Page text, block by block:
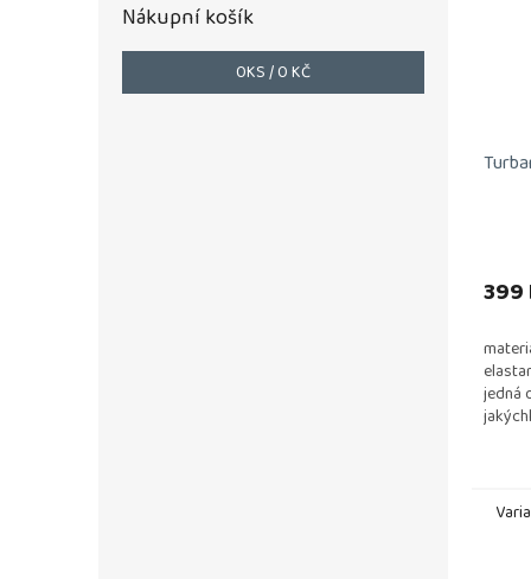
Nákupní košík
0KS /0 KČ
399
jedná